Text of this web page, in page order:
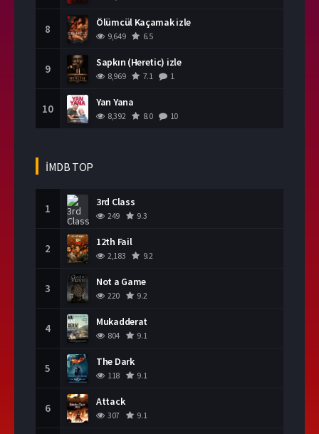
8 Ölümcül Kaçamak izle
9,649 6.5
9 Sapkın (Heretic) izle
8,969 7.1 1
10 Yan Yana
8,392 8.0 10
İMDB TOP
1 3rd Class
249 9.3
2 12th Fail
2,183 9.2
3 Not a Game
220 9.2
4 Mukadderat
804 9.1
5 The Dark
118 9.1
6 Attack
307 9.1